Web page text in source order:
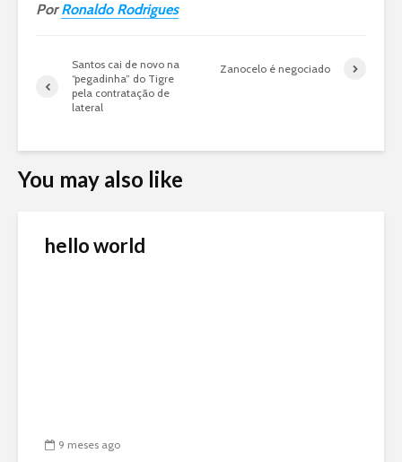
PorRonaldo Rodrigues
Santos cai de novo na
“pegadinha” do Tigre
pela contratação de
lateral
Zanocelo é negociado
You may also like
hello world
9 meses ago